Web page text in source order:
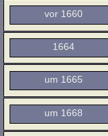
vor 1660
1664
um 1665
um 1668